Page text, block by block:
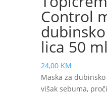
Control
lica 50 ml
24,00 KM
Maska za
višak sebuma,